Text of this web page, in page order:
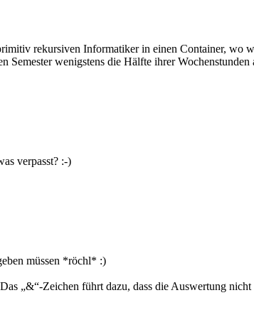
rekursiven Informatiker in einen Container, wo
Semester wenigstens die Hälfte ihrer
verpasst? :-)
müssen *röchl* :)
„&“-Zeichen führt dazu, dass die Auswertung